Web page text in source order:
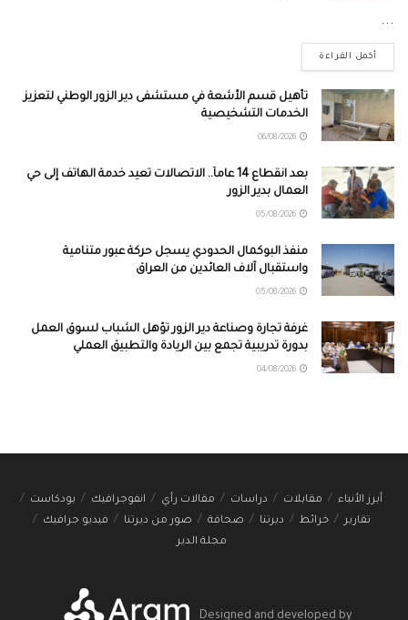
...
أكمل القراءة
تأهيل قسم الأشعة في مستشفى دير الزور الوطني لتعزيز
الخدمات التشخيصية
بعد انقطاع 14 عاماً.. الاتصالات تعيد خدمة الهاتف إلى حي
العمال بدير الزور
منفذ البوكمال الحدودي يسجل حركة عبور متنامية
واستقبال آلاف العائدين من العراق
غرفة تجارة وصناعة دير الزور تؤهل الشباب لسوق العمل
بدورة تدريبية تجمع بين الريادة والتطبيق العملي
أبرز الأنباء مقابلات دراسات مقالات رأي انفوجرافيك
بودكاست
تقارير
خرائط ديرتنا صحافة صور من ديرتنا
فيديو جرافيك
مجلة الدير
Designed and developed by